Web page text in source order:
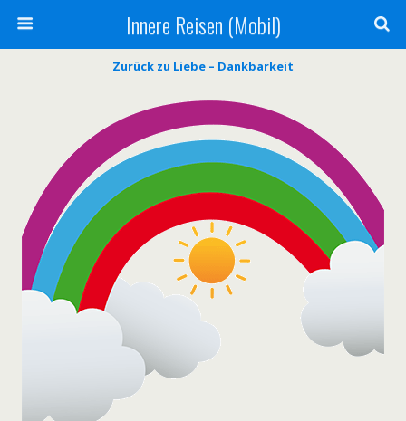
Innere Reisen (Mobil)
Zurück zu Liebe – Dankbarkeit